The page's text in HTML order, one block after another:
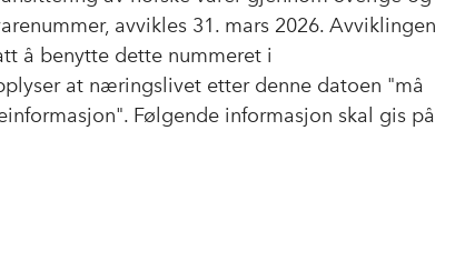
avvikles 31. mars 2026. Avviklingen
å benytte dette nummeret i
at næringslivet etter denne datoen "må
Følgende informasjon skal gis på